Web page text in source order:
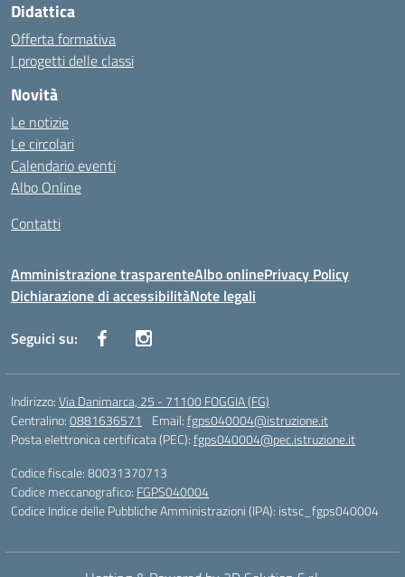
Didattica
Offerta formativa
I progetti delle classi
Novità
Le notizie
Le circolari
Calendario eventi
Albo Online
Contatti
Amministrazione trasparenteAlbo onlinePrivacy Policy
Dichiarazione di accessibilitàNote legali
Seguici su:
Indirizzo:Via Danimarca, 25 - 71100 FOGGIA (FG)
Centralino:0881636571 Email:fgps040004@istruzione.it
Posta elettronica certificata (PEC):fgps040004@pec.istruzione.it
Codice fiscale: 80031370713
Codice meccanografico: FGPS040004
Codice Indice delle Pubbliche Amministrazioni (IPA): istsc_fgps040004